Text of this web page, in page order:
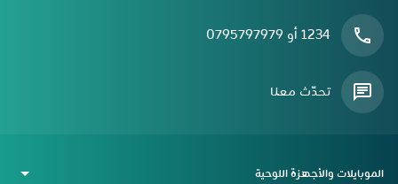
1234 أو 0795797979
تحدّث معنا
الموبايلات والأجهزة اللوحية